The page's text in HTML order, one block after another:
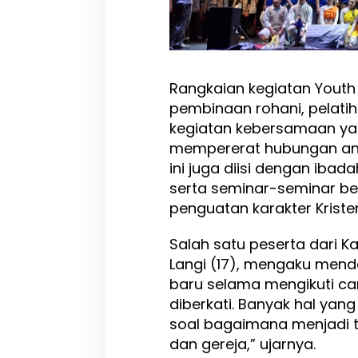
Rangkaian kegiatan
pembinaan rohani,
kegiatan kebersamaan
mempererat hubungan
ini juga diisi dengan
serta seminar-seminar
penguatan karakter
Salah satu peserta dari
Langi (17), mengaku
baru selama mengikuti
diberkati. Banyak hal
soal bagaimana menjadi
dan gereja,” ujarnya.